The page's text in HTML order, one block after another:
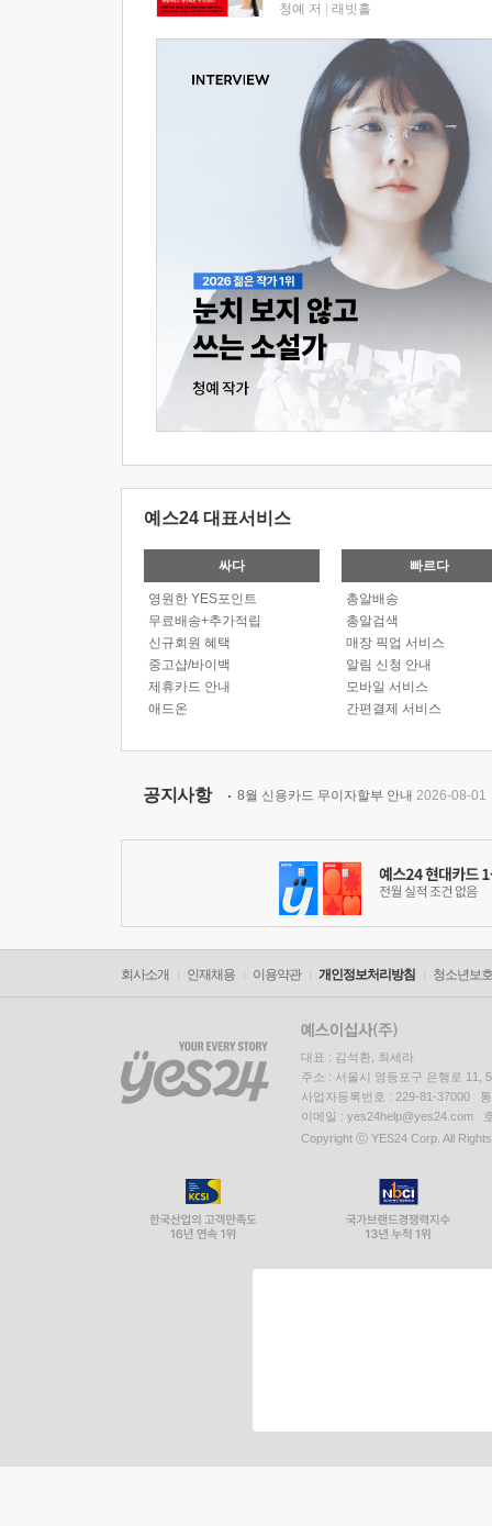
청예 저 래빗홀
예스24 대표서비스
싸다
영원한 YES포인트
무료배송+추가적립
신규회원 혜택
중고샵/바이백
제휴카드 안내
애드온
빠르다
총알배송
총알검색
매장 픽업 서비스
알림 신청 안내
모바일 서비스
간편결제 서비스
공지사항 8월 신용카드 무이자할부 안내 2026-08-01
회사소개 인재채용 이용약관 개인정보처리방침 청소년보
대표 : 김석환, 최세라
주소 : 서울시 영등포구 은행로 11,
사업자등록번호 : 229-81-37000
이메일 : yes24help@yes24.com
Copyright ⓒ YES24 Corp. All